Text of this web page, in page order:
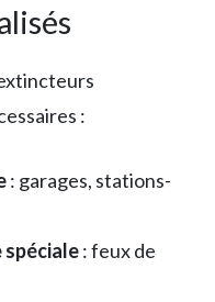
:
: garages, stations-
spéciale: feux de